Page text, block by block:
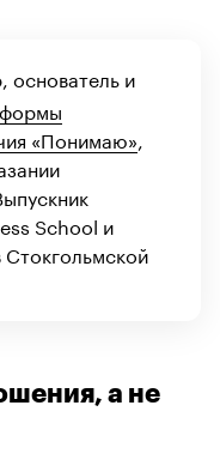
основатель и
«Понимаю»
School и
а не